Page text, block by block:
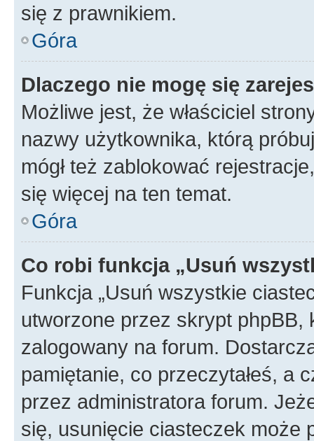
się z prawnikiem.
Góra
Dlaczego nie mogę się
Możliwe jest, że właściciel
nazwy użytkownika, którą
mógł też zablokować
się więcej na ten temat.
Góra
Co robi funkcja „Usuń
Funkcja „Usuń wszystkie
utworzone przez skrypt
zalogowany na forum.
pamiętanie, co przeczytałeś, a
przez administratora forum.
się, usunięcie ciasteczek może